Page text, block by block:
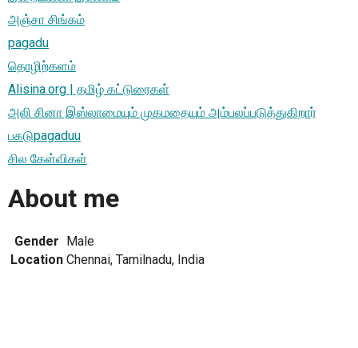
அஞ்சா சிங்கம்
pagadu
தொழிற்களம்
Alisina.org | தமிழ் கட்டுரைகள்
அலி சினா இஸ்லாமையும் முகமதையும் அம்பலப்படுத்துகிறார்
பகடுpagaduu
சில கேள்விகள்
About me
Gender Male
Location Chennai, Tamilnadu, India